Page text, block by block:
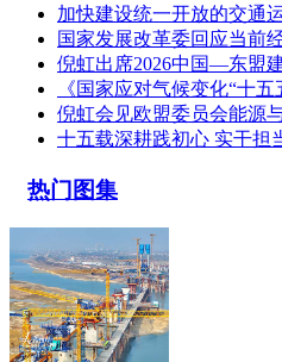
加快建设统一开放的交通
国家发展改革委回应当前
倪虹出席2026中国—东盟
《国家应对气候变化“十
倪虹会见欧盟委员会能源
十五载深耕践初心 实干担
热门图集